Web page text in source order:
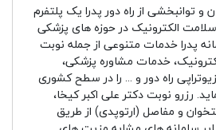
توانبخشی از راه دور پدرا یک پلتفرم
الکترونیک در حوزه های پزشکی
پدرا خدمات متنوعی از جمله نوبت
خدمات مشاوره پزشکی،
راه دور و ... را در سطح کشوری
رزرو نوبت دکتر علی اکبر کیخا،
و مفاصل (ارتوپدی) از طریق